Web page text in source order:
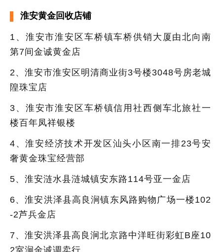
淮安黄金回收店铺
1、淮安市淮安区车桥镇车桥供销大厦由北向南
第7间金诚黄金店
2、淮安市淮安区明清商业街3号楼3048号房老城
隍珠宝店
3、淮安市淮安区车桥镇信用社西侧车北旅社一
楼百年凤祥银楼
4、淮安经济技术开发区汕头小区南一排23号安
奢黄金珠宝经营部
5、淮安涟水县涟城镇安东路114号亚一金店
6、淮安洪泽县高良涧镇东风路购物广场一楼102
-2芦兵金店
7、淮安洪泽县高良涧北京路中洋旺街彩虹B座10
2室涧金诚调卖行